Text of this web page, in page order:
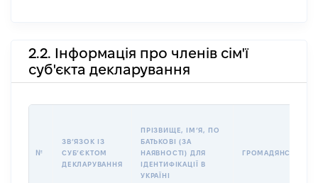
2.2. Інформація про членів сім'ї
суб'єкта декларування
№
ЗВʼЯЗОК ІЗ
СУБʼЄКТОМ
ДЕКЛАРУВАННЯ
ПРІЗВИЩЕ, ІМʼЯ, ПО
БАТЬКОВІ (ЗА
НАЯВНОСТІ) ДЛЯ
ІДЕНТИФІКАЦІЇ В
УКРАЇНІ
ГРОМАДЯНСТВО